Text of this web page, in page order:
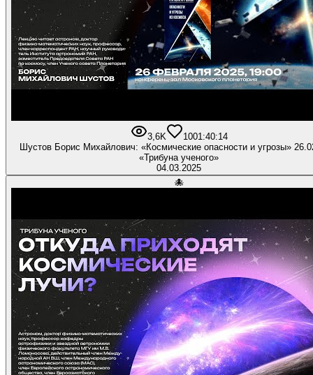
3,6K 1001:40:14
Шустов Борис Михайлович: «Космические опасности и угрозы»
«Трибуна ученого»
04.03.2025
🐙